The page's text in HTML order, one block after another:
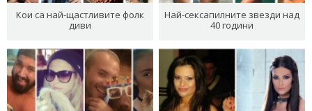
Кои са най-щастливите фолк
диви
Най-сексапилните звезди над
40 години